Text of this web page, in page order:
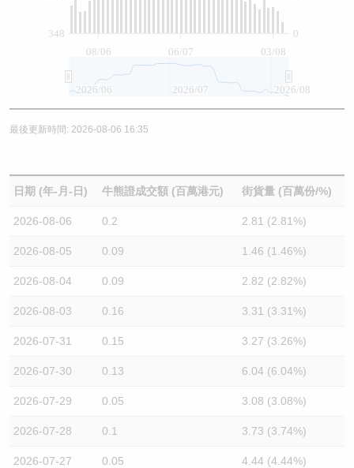
08/06 06/07 03/08
0
348
2026/06 2026/07 2026/08
最後更新時間: 2026-08-06 16:35
日期 (年-月-日) 牛熊證成交額 (百萬港元) 街貨量 (百萬份/%)
2026-08-06 0.2 2.81 (2.81%)
2026-08-05 0.09 1.46 (1.46%)
2026-08-04 0.09 2.82 (2.82%)
2026-08-03 0.16 3.31 (3.31%)
2026-07-31 0.15 3.27 (3.26%)
2026-07-30 0.13 6.04 (6.04%)
2026-07-29 0.05 3.08 (3.08%)
2026-07-28 0.1 3.73 (3.74%)
2026-07-27 0.05 4.44 (4.44%)